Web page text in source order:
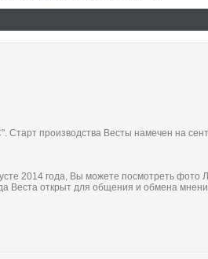
производства Весты намечен на
2014 года, Вы можете посмотреть фото
Веста открыт для общения и обмена